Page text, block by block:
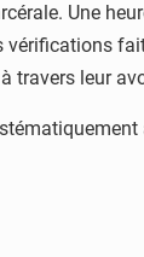
Une
vérifications
travers leur